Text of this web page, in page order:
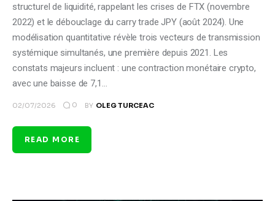
structurel de liquidité, rappelant les crises de FTX (novembre
2022) et le débouclage du carry trade JPY (août 2024). Une
modélisation quantitative révèle trois vecteurs de transmission
systémique simultanés, une première depuis 2021. Les
constats majeurs incluent : une contraction monétaire crypto,
avec une baisse de 7,1…
02/07/2026 0 BY OLEG TURCEAC
READ MORE